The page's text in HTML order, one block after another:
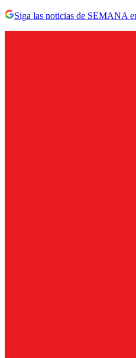
Siga las noticias de SEMANA